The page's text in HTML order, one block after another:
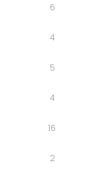
6
4
5
4
16
2